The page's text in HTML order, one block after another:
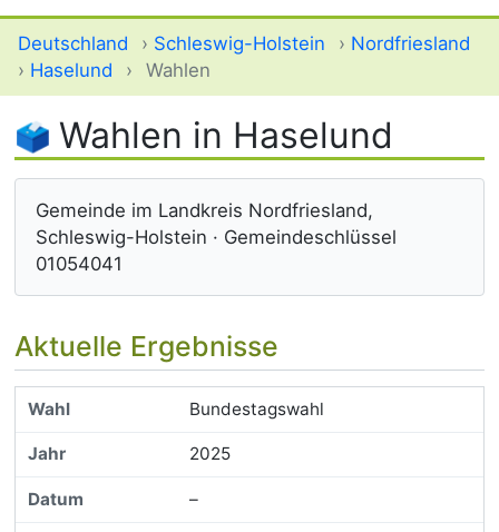
Deutschland › Schleswig-Holstein › Nordfriesland
› Haselund › Wahlen
Wahlen in Haselund
Gemeinde im Landkreis Nordfriesland,
Schleswig-Holstein · Gemeindeschlüssel
01054041
Aktuelle Ergebnisse
Bundestagswahl
2025
–